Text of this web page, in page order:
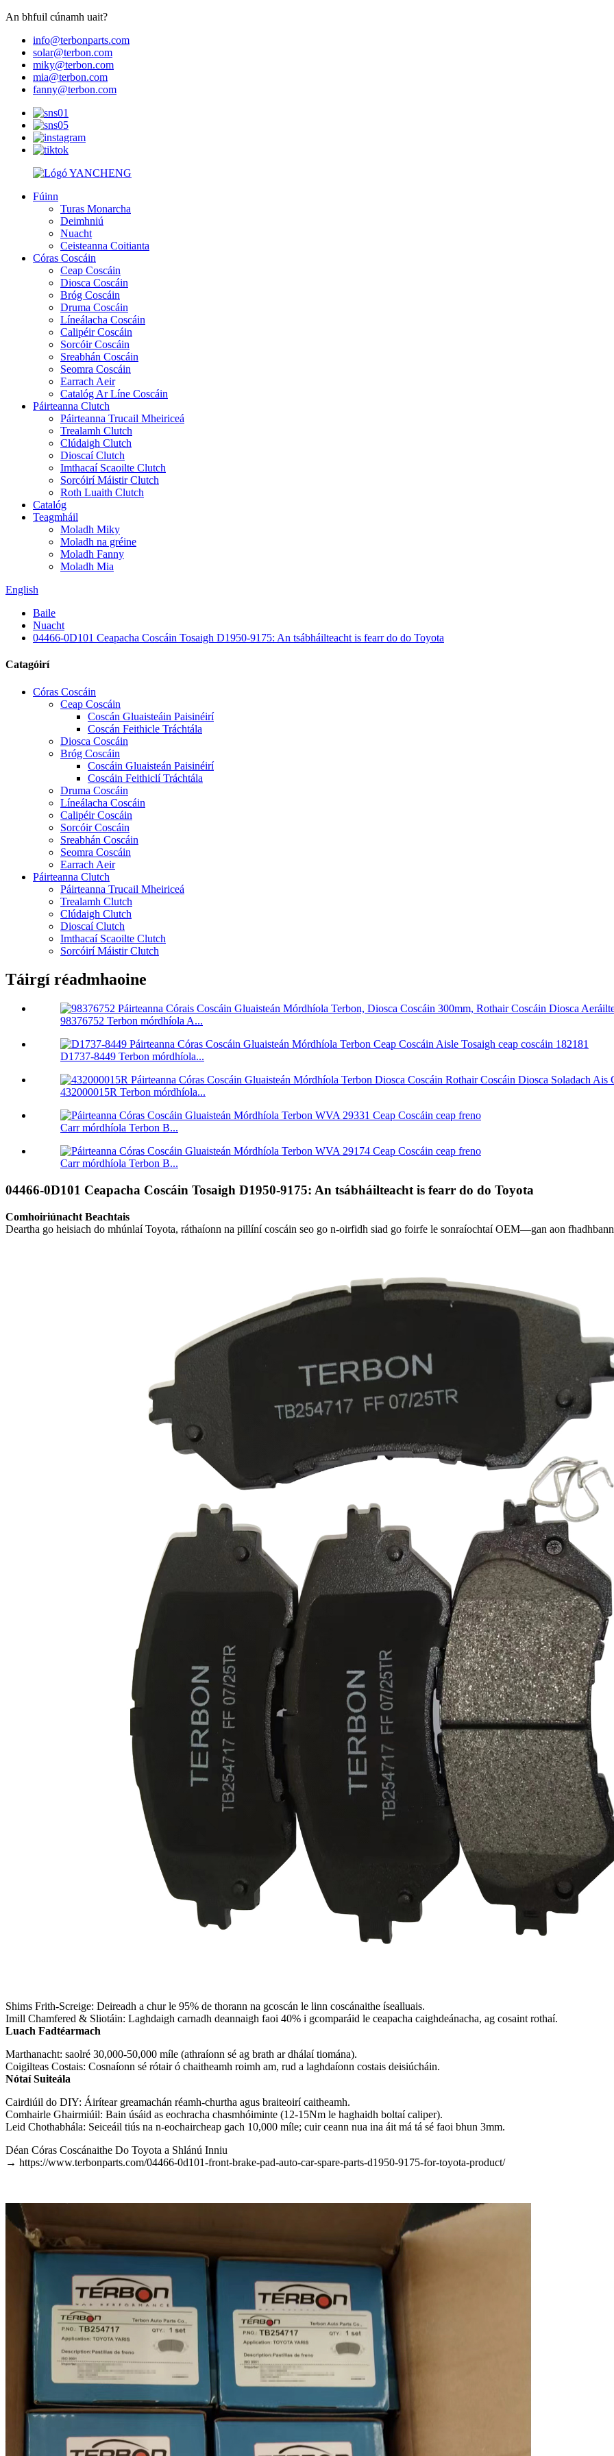
An bhfuil cúnamh uait?
info@terbonparts.com
solar@terbon.com
miky@terbon.com
mia@terbon.com
fanny@terbon.com
Fúinn
Turas Monarcha
Deimhniú
Nuacht
Ceisteanna Coitianta
Córas Coscáin
Ceap Coscáin
Diosca Coscáin
Bróg Coscáin
Druma Coscáin
Líneálacha Coscáin
Calipéir Coscáin
Sorcóir Coscáin
Sreabhán Coscáin
Seomra Coscáin
Earrach Aeir
Catalóg Ar Líne Coscáin
Páirteanna Clutch
Páirteanna Trucail Mheiriceá
Trealamh Clutch
Clúdaigh Clutch
Dioscaí Clutch
Imthacaí Scaoilte Clutch
Sorcóirí Máistir Clutch
Roth Luaith Clutch
Catalóg
Teagmháil
Moladh Miky
Moladh na gréine
Moladh Fanny
Moladh Mia
English
Baile
Nuacht
04466-0D101 Ceapacha Coscáin Tosaigh D1950-9175: An tsábháilteacht is fearr do do Toyota
Catagóirí
Córas Coscáin
Ceap Coscáin
Coscán Gluaisteáin Paisinéirí
Coscán Feithicle Tráchtála
Diosca Coscáin
Bróg Coscáin
Coscáin Gluaisteán Paisinéirí
Coscáin Feithiclí Tráchtála
Druma Coscáin
Líneálacha Coscáin
Calipéir Coscáin
Sorcóir Coscáin
Sreabhán Coscáin
Seomra Coscáin
Earrach Aeir
Páirteanna Clutch
Páirteanna Trucail Mheiriceá
Trealamh Clutch
Clúdaigh Clutch
Dioscaí Clutch
Imthacaí Scaoilte Clutch
Sorcóirí Máistir Clutch
Táirgí réadmhaoine
98376752 Terbon mórdhíola A...
D1737-8449 Terbon mórdhíola...
432000015R Terbon mórdhíola...
Carr mórdhíola Terbon B...
Carr mórdhíola Terbon B...
04466-0D101 Ceapacha Coscáin Tosaigh D1950-9175: An tsábháilteacht is fearr do do Toyota
Comhoiriúnacht Beachtais
Deartha go heisiach do mhúnlaí Toyota, ráthaíonn na pillíní coscáin seo go n-oirfidh siad go foirfe le sonraíochtaí OEM—gan aon
Shims Frith-Screige: Deireadh a chur le 95% de thorann na gcoscán le linn coscánaithe ísealluais.
Imill Chamfered & Sliotáin: Laghdaigh carnadh deannaigh faoi 40% i gcomparáid le ceapacha caighdeánacha, ag cosaint rothaí.
Luach Fadtéarmach
Marthanacht: saolré 30,000-50,000 míle (athraíonn sé ag brath ar dhálaí tiomána).
Coigilteas Costais: Cosnaíonn sé rótair ó chaitheamh roimh am, rud a laghdaíonn costais deisiúcháin.
Nótaí Suiteála
Cairdiúil do DIY: Áirítear greamachán réamh-churtha agus braiteoirí caitheamh.
Comhairle Ghairmiúil: Bain úsáid as eochracha chasmhóiminte (12-15Nm le haghaidh boltaí caliper).
Leid Chothabhála: Seiceáil tiús na n-eochaircheap gach 10,000 míle; cuir ceann nua ina áit má tá sé faoi bhun 3mm.
Déan Córas Coscánaithe Do Toyota a Shlánú Inniu
→ https://www.terbonparts.com/04466-0d101-front-brake-pad-auto-car-spare-parts-d1950-9175-for-toyota-product/